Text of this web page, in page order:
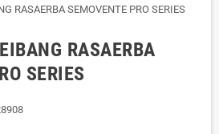
RASAERBA
SERIES